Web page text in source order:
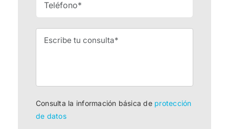
Consulta la información básica de protección
de datos